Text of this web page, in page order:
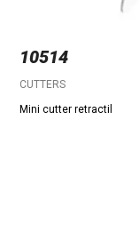
10514
CUTTERS
Mini cutter retractil